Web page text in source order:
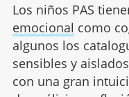
Los niños PAS
emocional como
algunos los
sensibles y
con una gran